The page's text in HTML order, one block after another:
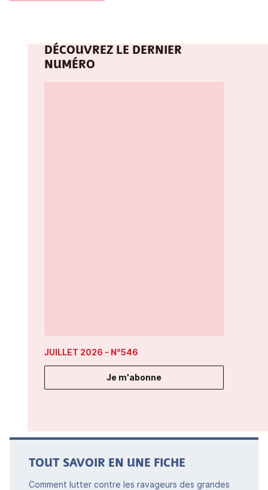
DÉCOUVREZ LE DERNIER
NUMÉRO
JUILLET 2026 - N°546
Je m'abonne
TOUT SAVOIR EN UNE FICHE
Comment lutter contre les ravageurs des grandes